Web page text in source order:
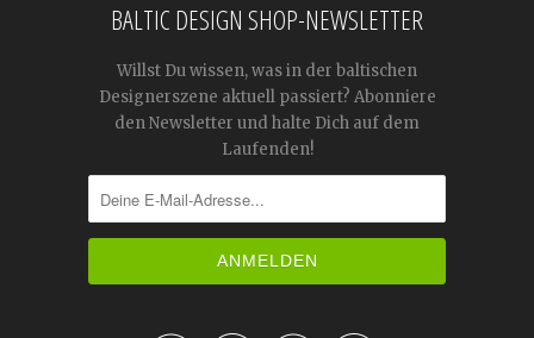
BALTIC DESIGN SHOP-NEWSLETTER
Willst Du wissen, was in der baltischen
Designerszene aktuell passiert? Abonniere
den Newsletter und halte Dich auf dem
Laufenden!